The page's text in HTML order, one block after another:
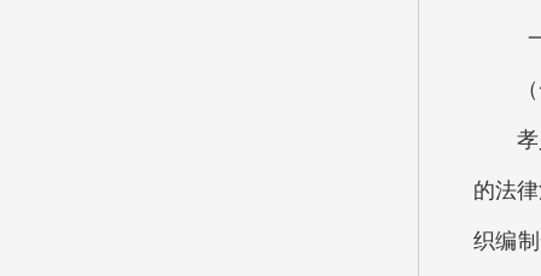
一
（一
孝义
的法
织编